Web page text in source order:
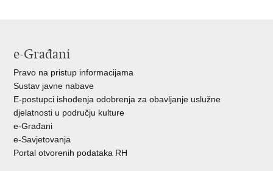
e-Građani
Pravo na pristup informacijama
Sustav javne nabave
E-postupci ishođenja odobrenja za obavljanje uslužne
djelatnosti u području kulture
e-Građani
e-Savjetovanja
Portal otvorenih podataka RH